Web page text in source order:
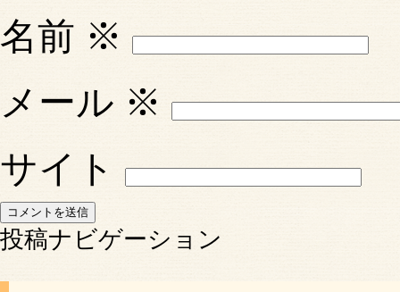
名前 ※
メール ※
サイト
投稿ナビゲーション